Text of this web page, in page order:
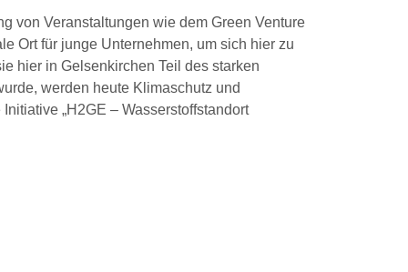
von Veranstaltungen wie dem Green Venture
Ort für junge Unternehmen, um sich hier zu
hier in Gelsenkirchen Teil des starken
werden heute Klimaschutz und
„H2GE – Wasserstoffstandort